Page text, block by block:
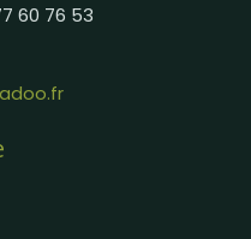
60 76 53